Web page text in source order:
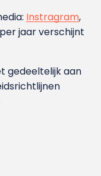
Instragram,
jaar verschijnt
gedeeltelijk aan